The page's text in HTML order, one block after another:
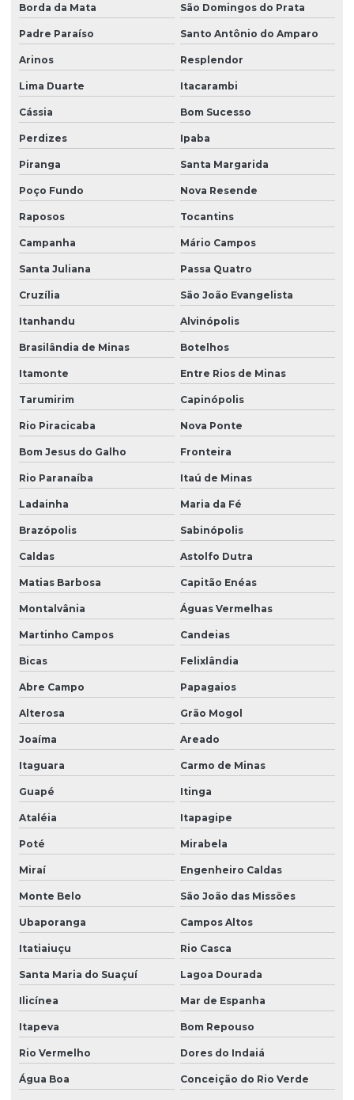
Borda da Mata São Domingos do Prata
Padre Paraíso Santo Antônio do Amparo
Arinos Resplendor
Lima Duarte Itacarambi
Cássia Bom Sucesso
Perdizes Ipaba
Piranga Santa Margarida
Poço Fundo Nova Resende
Raposos Tocantins
Campanha Mário Campos
Santa Juliana Passa Quatro
Cruzília São João Evangelista
Itanhandu Alvinópolis
Brasilândia de Minas Botelhos
Itamonte Entre Rios de Minas
Tarumirim Capinópolis
Rio Piracicaba Nova Ponte
Bom Jesus do Galho Fronteira
Rio Paranaíba Itaú de Minas
Ladainha Maria da Fé
Brazópolis Sabinópolis
Caldas Astolfo Dutra
Matias Barbosa Capitão Enéas
Montalvânia Águas Vermelhas
Martinho Campos Candeias
Bicas Felixlândia
Abre Campo Papagaios
Alterosa Grão Mogol
Joaíma Areado
Itaguara Carmo de Minas
Guapé Itinga
Ataléia Itapagipe
Poté Mirabela
Miraí Engenheiro Caldas
Monte Belo São João das Missões
Ubaporanga Campos Altos
Itatiaiuçu Rio Casca
Santa Maria do Suaçuí Lagoa Dourada
Ilicínea Mar de Espanha
Itapeva Bom Repouso
Rio Vermelho Dores do Indaiá
Água Boa Conceição do Rio Verde